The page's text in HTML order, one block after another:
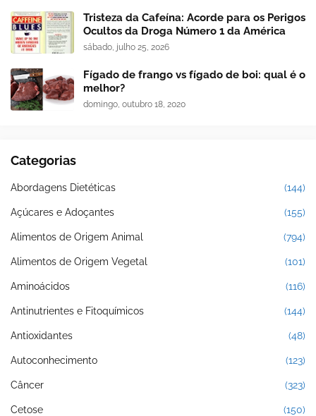
Tristeza da Cafeína: Acorde para os Perigos
Ocultos da Droga Número 1 da América
sábado, julho 25, 2026
Fígado de frango vs fígado de boi: qual é o
melhor?
domingo, outubro 18, 2020
Categorias
Abordagens Dietéticas (144)
Açúcares e Adoçantes (155)
Alimentos de Origem Animal (794)
Alimentos de Origem Vegetal (101)
Aminoácidos (116)
Antinutrientes e Fitoquímicos (144)
Antioxidantes (48)
Autoconhecimento (123)
Câncer (323)
Cetose (150)